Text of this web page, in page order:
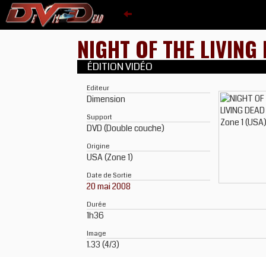
NIGHT OF THE
ÉDITION VIDÉO
Editeur
Dimension
Support
DVD (Double couche)
Origine
USA (Zone 1)
Date de Sortie
20 mai 2008
Durée
1h36
Image
1.33 (4/3)